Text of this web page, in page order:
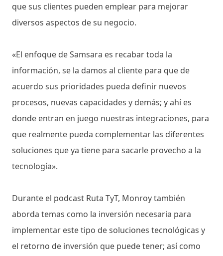
que sus clientes pueden emplear para mejorar
diversos aspectos de su negocio.
«El enfoque de Samsara es recabar toda la
información, se la damos al cliente para que de
acuerdo sus prioridades pueda definir nuevos
procesos, nuevas capacidades y demás; y ahí es
donde entran en juego nuestras integraciones, para
que realmente pueda complementar las diferentes
soluciones que ya tiene para sacarle provecho a la
tecnología».
Durante el podcast Ruta TyT, Monroy también
aborda temas como la inversión necesaria para
implementar este tipo de soluciones tecnológicas y
el retorno de inversión que puede tener; así como